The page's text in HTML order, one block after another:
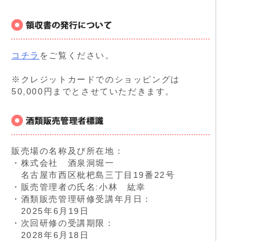
コチラ をご覧ください。
※クレジットカードでのショッピングは
50,000円までとさせていただきます。
販売場の名称及び所在地：
・株式会社 酒泉洞堀一
名古屋市西区枇杷島三丁目19番22号
・販売管理者の氏名:小林 紘幸
・酒類販売管理研修受講年月日：
2025年6月19日
・次回研修の受講期限：
2028年6月18日